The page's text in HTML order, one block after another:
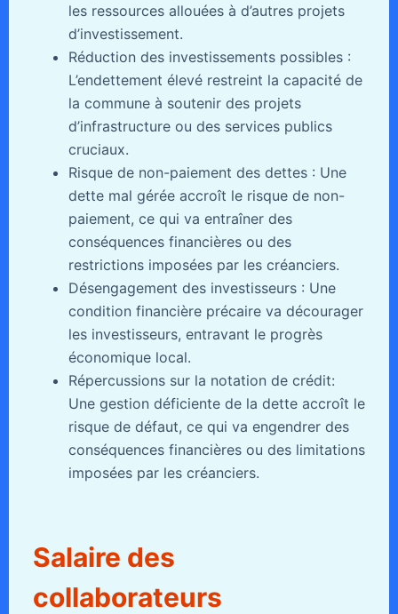
les ressources allouées à d’autres projets
d’investissement.
Réduction des investissements possibles :
L’endettement élevé restreint la capacité de
la commune à soutenir des projets
d’infrastructure ou des services publics
cruciaux.
Risque de non-paiement des dettes : Une
dette mal gérée accroît le risque de non-
paiement, ce qui va entraîner des
conséquences financières ou des
restrictions imposées par les créanciers.
Désengagement des investisseurs : Une
condition financière précaire va décourager
les investisseurs, entravant le progrès
économique local.
Répercussions sur la notation de crédit:
Une gestion déficiente de la dette accroît le
risque de défaut, ce qui va engendrer des
conséquences financières ou des limitations
imposées par les créanciers.
Salaire des
collaborateurs